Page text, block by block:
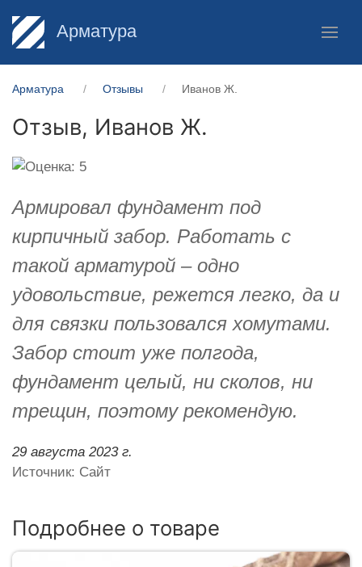
Арматура
Арматура Отзывы Иванов Ж.
Отзыв, Иванов Ж.
Армировал фундамент под
кирпичный забор. Работать с
такой арматурой – одно
удовольствие, режется легко, да и
для связки пользовался хомутами.
Забор стоит уже полгода,
фундамент целый, ни сколов, ни
трещин, поэтому рекомендую.
29 августа 2023 г.
Источник: Сайт
Подробнее о товаре